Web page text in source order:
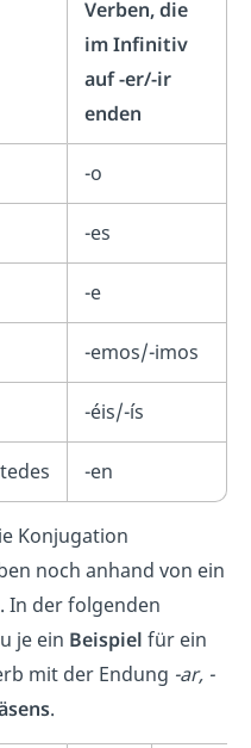
Verben, die
im Infinitiv
auf -er/-ir
enden
-o
-es
-e
-emos/-imos
-éis/-ís
-en
Konjugation
noch anhand von ein
In der folgenden
je ein Beispiel für ein
mit der Endung -ar, -
.